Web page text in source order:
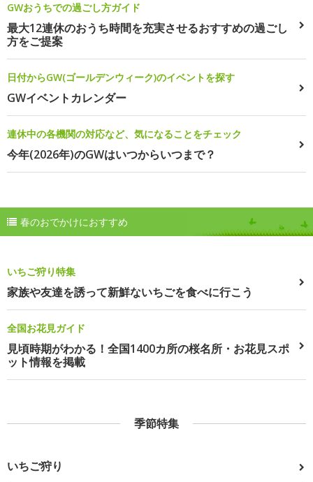
GWおうちでの過ごし方ガイド
最大12連休のおうち時間を充実させるおすすめの過ごし
方をご提案
日付からGW(ゴールデンウィーク)のイベントを探す
GWイベントカレンダー
連休中の各機関の対応など、気になることをチェック
今年(2026年)のGWはいつからいつまで？
春のおでかけにおすすめ
いちご狩り特集
家族や友達を誘って新鮮ないちごを食べに行こう
全国お花見ガイド
見頃時期がわかる！全国1400カ所の桜名所・お花見スポ
ット情報を掲載
季節特集
いちご狩り